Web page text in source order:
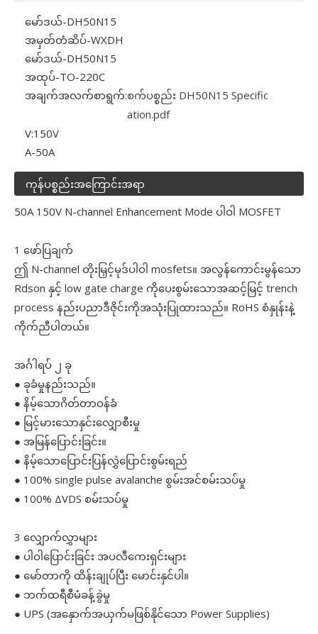
မော်ဒယ်-DH50N15
အမှတ်တံဆိပ်-WXDH
မော်ဒယ်-DH50N15
အထုပ်-TO-220C
အချက်အလက်စာရွက်:စက်ပစ္စည်း DH50N15 Specific
ation.pdf
V:150V
A-50A
ကုန်ပစ္စည်းအကြောင်းအရာ
50A 150V N-channel Enhancement Mode ပါဝါ MOSFET
1 ဖော်ပြချက်
ဤ N-channel တိုးမြှင့်မုဒ်ပါဝါ mosfets။ အလွန်ကောင်းမွန်သော
Rdson နှင့် low gate charge ကိုပေးစွမ်းသောအဆင့်မြင့် trench
process နည်းပညာဒီဇိုင်းကိုအသုံးပြုထားသည်။ RoHS စံနှုန်းနဲ့
ကိုက်ညီပါတယ်။
အင်္ဂါရပ် ၂ ခု
● ခုခံမှုနည်းသည်။
● နိမ့်သောဂိတ်တာဝန်ခံ
● မြင့်မားသောနှင်းလျှောစီးမှု
● အမြန်ပြောင်းခြင်း။
● နိမ့်သောပြောင်းပြန်လွှဲပြောင်းစွမ်းရည်
● 100% single pulse avalanche စွမ်းအင်စမ်းသပ်မှု
● 100% ΔVDS စမ်းသပ်မှု
3 လျှောက်လွှာများ
● ပါဝါပြောင်းခြင်း အပလီကေးရှင်းများ
● မော်တာကို ထိန်းချုပ်ပြီး မောင်းနှင်ပါ။
● ဘက်ထရီစီမံခန့်ခွဲမှု
● UPS (အနှောက်အယှက်မဖြစ်နိုင်သော Power Supplies)